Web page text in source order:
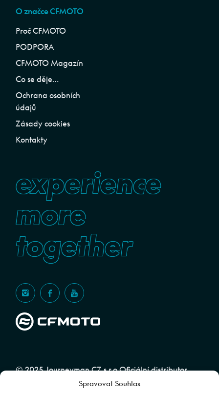
Spravovat Souhlas
O značce CFMOTO
Proč CFMOTO
PODPORA
CFMOTO Magazín
Co se děje…
Ochrana osobních
údajů
Zásady cookies
Kontakty
experience
more
together
© 2025 Journeyman CZ s.r.o Oficiální distributor
značky CFMOTO pro ČR a SR | Web spravuje